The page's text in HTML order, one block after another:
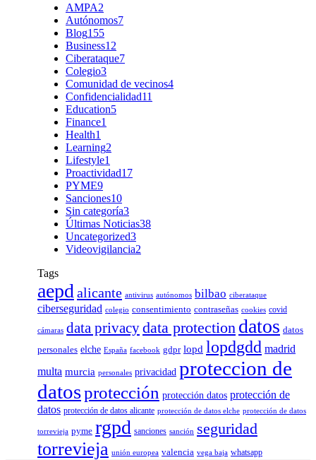
AMPA2
Autónomos7
Blog155
Business12
Ciberataque7
Colegio3
Comunidad de vecinos4
Confidencialidad11
Education5
Finance1
Health1
Learning2
Lifestyle1
Proactividad17
PYME9
Sanciones10
Sin categoría3
Últimas Noticias38
Uncategorized3
Videovigilancia2
Tags
aepd alicante antivirus autónomos bilbao ciberataque
ciberseguridad colegio consentimiento contraseñas cookies covid
cámaras data privacydata protection datos datos
personales elche España facebook gdpr lopd lopdgdd madrid
multa murcia personales privacidad proteccion de
datosprotección protección datos protección de
datos protección de datos alicante protección de datos elche protección de datos
torrevieja pyme rgpd sanciones sanción seguridad
torrevieja unión europea valencia vega baja whatsapp